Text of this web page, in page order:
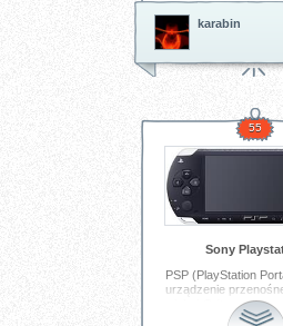
karabin
55
Sony
PSP (PlayStation
urządzenie
wieku! Odtwarza gry
zbliżonej do PS2 (!),